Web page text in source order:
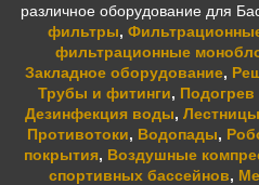
различное оборудование для
фильтры,
фильтрационные
Закладное оборудование,
Трубы и фитинги,
Дезинфекция воды, Лестницы
Противотоки, Водопады,
покрытия, Воздушные
спортивных бассейнов,